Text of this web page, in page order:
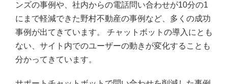
ンズの事例や、社内からの電話問い合わせが10分の1
にまで軽減できた野村不動産の事例など、多くの成功
事例が出てきています。 チャットボットの導入にとも
ない、サイト内でのユーザーの動きが変化することも
分かってきています。